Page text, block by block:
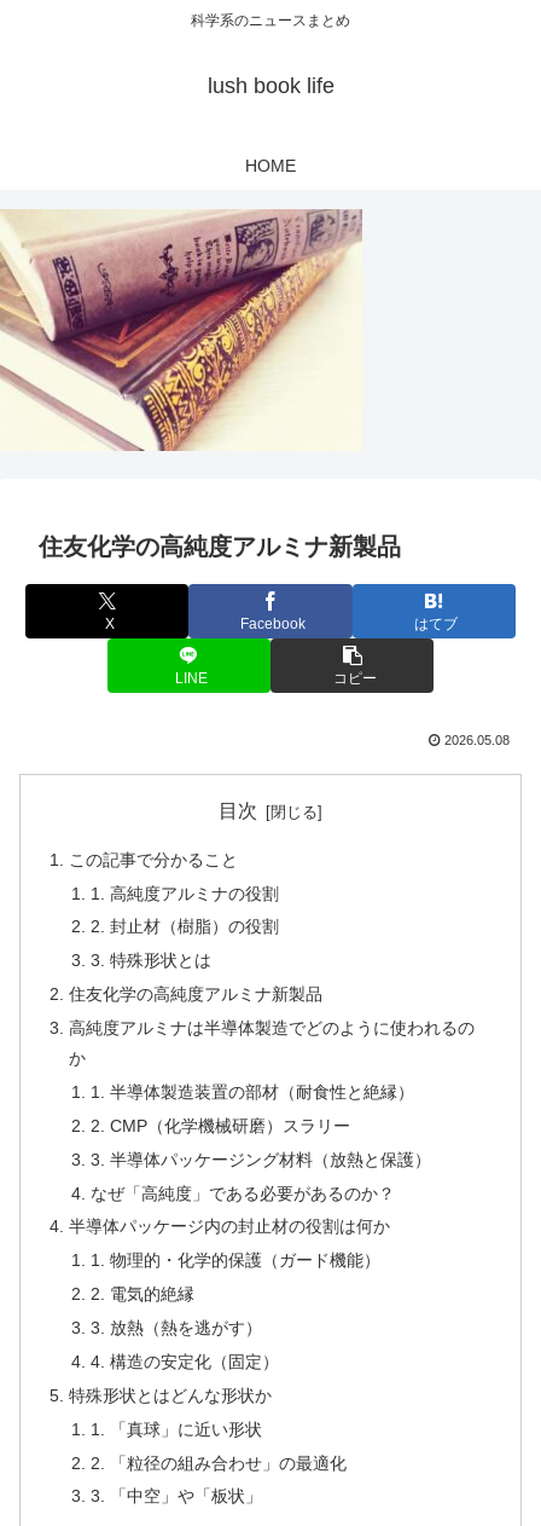
科学系のニュースまとめ
lush book life
HOME
住友化学の高純度アルミナ新製品
X Facebook はてブ
LINE コピー
2026.05.08
目次
この記事で分かること
1. 高純度アルミナの役割
2. 封止材（樹脂）の役割
3. 特殊形状とは
住友化学の高純度アルミナ新製品
高純度アルミナは半導体製造でどのように使われるの
か
1. 半導体製造装置の部材（耐食性と絶縁）
2. CMP（化学機械研磨）スラリー
3. 半導体パッケージング材料（放熱と保護）
なぜ「高純度」である必要があるのか？
半導体パッケージ内の封止材の役割は何か
1. 物理的・化学的保護（ガード機能）
2. 電気的絶縁
3. 放熱（熱を逃がす）
4. 構造の安定化（固定）
特殊形状とはどんな形状か
1. 「真球」に近い形状
2. 「粒径の組み合わせ」の最適化
3. 「中空」や「板状」